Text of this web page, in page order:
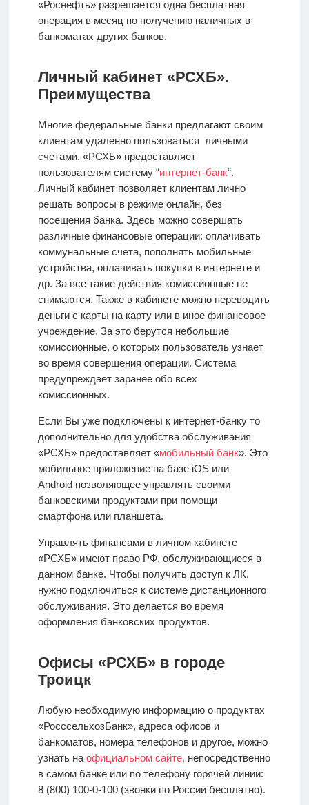
«Роснефть» разрешается одна бесплатная
операция в месяц по получению наличных в
банкоматах других банков.
Личный кабинет «РСХБ».
Преимущества
Многие федеральные банки предлагают своим
клиентам удаленно пользоваться личными
счетами. «РСХБ» предоставляет
пользователям систему “интернет-банк“.
Личный кабинет позволяет клиентам лично
решать вопросы в режиме онлайн, без
посещения банка. Здесь можно совершать
различные финансовые операции: оплачивать
коммунальные счета, пополнять мобильные
устройства, оплачивать покупки в интернете и
др. За все такие действия комиссионные не
снимаются. Также в кабинете можно переводить
деньги с карты на карту или в иное финансовое
учреждение. За это берутся небольшие
комиссионные, о которых пользователь узнает
во время совершения операции. Система
предупреждает заранее обо всех
комиссионных.
Если Вы уже подключены к интернет-банку то
дополнительно для удобства обслуживания
«РСХБ» предоставляет «мобильный банк». Это
мобильное приложение на базе iOS или
Android позволяющее управлять своими
банковскими продуктами при помощи
смартфона или планшета.
Управлять финансами в личном кабинете
«РСХБ» имеют право РФ, обслуживающиеся в
данном банке. Чтобы получить доступ к ЛК,
нужно подключиться к системе дистанционного
обслуживания. Это делается во время
оформления банковских продуктов.
Офисы «РСХБ» в городе
Троицк
Любую необходимую информацию о продуктах
«РосссельхозБанк», адреса офисов и
банкоматов, номера телефонов и другое, можно
узнать на официальном сайте, непосредственно
в самом банке или по телефону горячей линии:
8 (800) 100-0-100 (звонки по России бесплатно).